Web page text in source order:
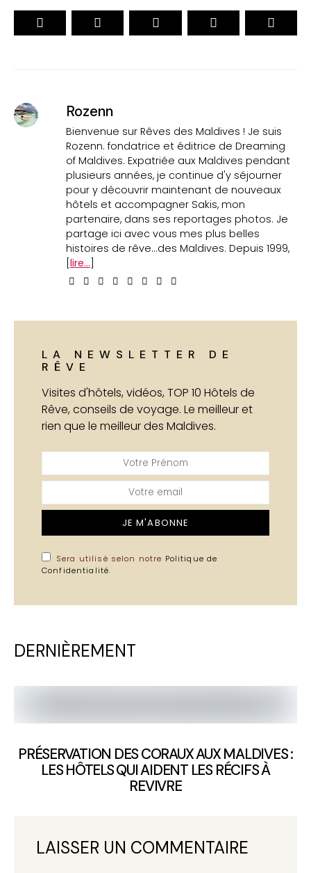
Rozenn
Bienvenue sur Rêves des Maldives ! Je suis
Rozenn. fondatrice et éditrice de Dreaming
of Maldives. Expatriée aux Maldives pendant
plusieurs années, je continue d'y séjourner
pour y découvrir maintenant de nouveaux
hôtels et accompagner Sakis, mon
partenaire, dans ses reportages photos. Je
partage ici avec vous mes plus belles
histoires de rêve...des Maldives. Depuis 1999,
lire...
LA NEWSLETTER DE
RÊVE
Visites d'hôtels, vidéos, TOP 10 Hôtels de
Rêve, conseils de voyage. Le meilleur et
rien que le meilleur des Maldives.
JE M'ABONNE
Sera utilisé selon notre Politique de
Confidentialité.
DERNIÈREMENT
PRÉSERVATION DES CORAUX AUX MALDIVES :
LES HÔTELS QUI AIDENT LES RÉCIFS À
REVIVRE
LAISSER UN COMMENTAIRE